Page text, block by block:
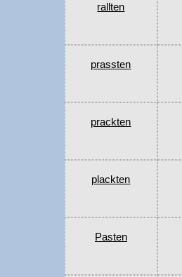
rallten
prassten
prackten
plackten
Pasten